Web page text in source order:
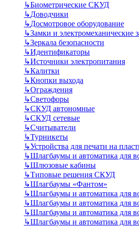
↳Биометрические СКУД
↳Доводчики
↳Досмотровое оборудование
↳Замки и электромеханические
↳Зеркала безопасности
↳Идентификаторы
↳Источники электропитания
↳Калитки
↳Кнопки выхода
↳Ограждения
↳Светофоры
↳СКУД автономные
↳СКУД сетевые
↳Считыватели
↳Турникеты
↳Устройства для печати на
↳Шлагбаумы и автоматика для
↳Шлюзовые кабины
↳Типовые решения СКУД
↳Шлагбаумы «Фантом»
↳Шлагбаумы и автоматика для
↳Шлагбаумы и автоматика для
↳Шлагбаумы и автоматика для
↳Шлагбаумы и автоматика для